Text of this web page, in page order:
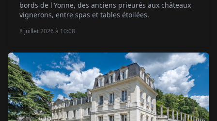
bords de l'Yonne, des anciens prieurés aux châteaux
vignerons, entre spas et tables étoilées.
8 juillet 2026 à 10:08